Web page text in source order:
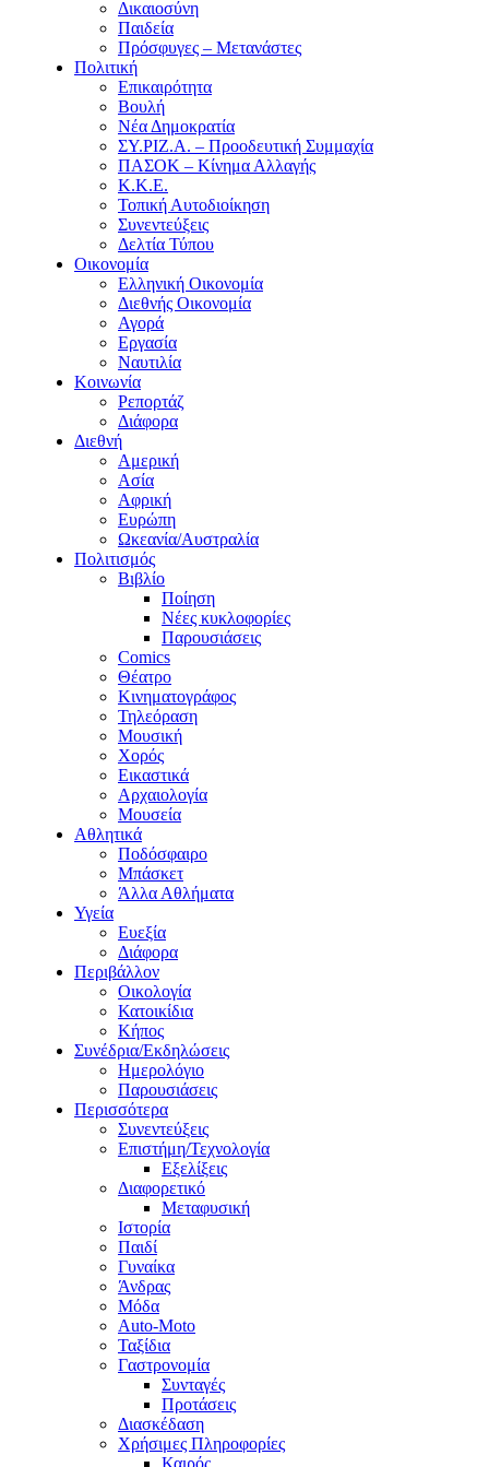
Δικαιοσύνη
Παιδεία
Πρόσφυγες – Μετανάστες
Πολιτική
Επικαιρότητα
Βουλή
Νέα Δημοκρατία
ΣΥ.ΡΙΖ.Α. – Προοδευτική Συμμαχία
ΠΑΣΟΚ – Κίνημα Αλλαγής
Κ.Κ.Ε.
Τοπική Αυτοδιοίκηση
Συνεντεύξεις
Δελτία Τύπου
Οικονομία
Ελληνική Οικονομία
Διεθνής Οικονομία
Αγορά
Εργασία
Ναυτιλία
Κοινωνία
Ρεπορτάζ
Διάφορα
Διεθνή
Αμερική
Ασία
Αφρική
Ευρώπη
Ωκεανία/Αυστραλία
Πολιτισμός
Βιβλίο
Ποίηση
Νέες κυκλοφορίες
Παρουσιάσεις
Comics
Θέατρο
Κινηματογράφος
Τηλεόραση
Μουσική
Χορός
Εικαστικά
Αρχαιολογία
Μουσεία
Αθλητικά
Ποδόσφαιρο
Μπάσκετ
Άλλα Αθλήματα
Υγεία
Ευεξία
Διάφορα
Περιβάλλον
Οικολογία
Κατοικίδια
Κήπος
Συνέδρια/Εκδηλώσεις
Ημερολόγιο
Παρουσιάσεις
Περισσότερα
Συνεντεύξεις
Επιστήμη/Τεχνολογία
Εξελίξεις
Διαφορετικό
Μεταφυσική
Ιστορία
Παιδί
Γυναίκα
Άνδρας
Μόδα
Auto-Moto
Ταξίδια
Γαστρονομία
Συνταγές
Προτάσεις
Διασκέδαση
Χρήσιμες Πληροφορίες
Καιρός